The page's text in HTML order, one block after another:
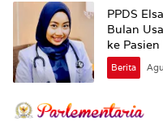
PPDS
Bulan
ke Pasien
Berita